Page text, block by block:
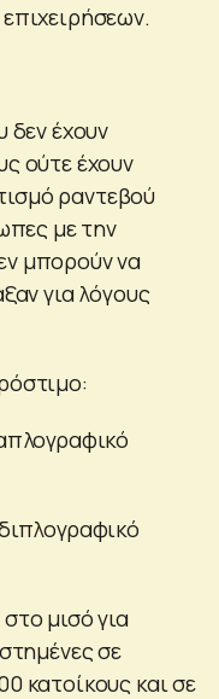
δεν έχουν
ούτε έχουν
ραντεβού
με την
μπορούν να
για λόγους
μισό για
σε
κατοίκους και σε